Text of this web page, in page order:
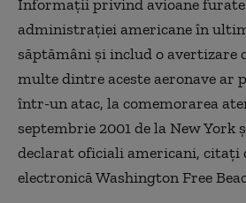
Informaţii privind avioane
administraţiei americane în
săptămâni şi includ o avertizare
multe dintre aceste aeronave ar
într-un atac, la comemorarea
septembrie 2001 de la New York
declarat oficiali americani, citaţi
electronică Washington Free